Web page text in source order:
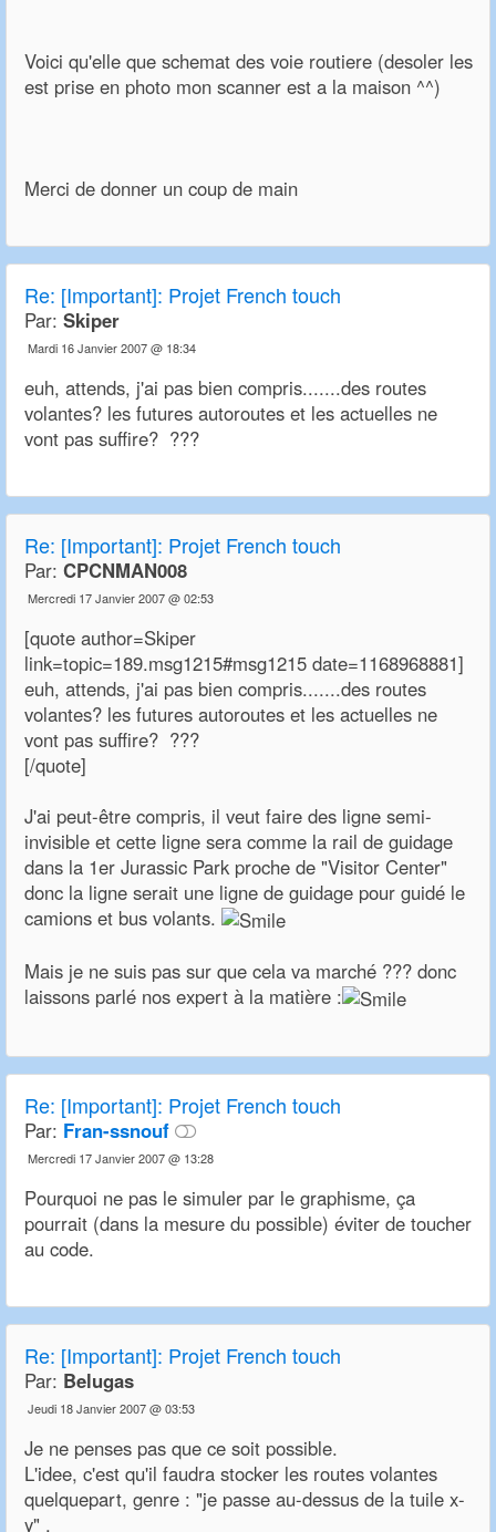
Voici qu'elle que schemat des voie routiere (desoler les
est prise en photo mon scanner est a la maison ^^)
Merci de donner un coup de main
Re: [Important]: Projet French touch
Par: Skiper
Mardi 16 Janvier 2007 @ 18:34
euh, attends, j'ai pas bien compris.......des routes
volantes? les futures autoroutes et les actuelles ne
vont pas suffire? ???
Re: [Important]: Projet French touch
Par: CPCNMAN008
Mercredi 17 Janvier 2007 @ 02:53
[quote author=Skiper
link=topic=189.msg1215#msg1215 date=1168968881]
euh, attends, j'ai pas bien compris.......des routes
volantes? les futures autoroutes et les actuelles ne
vont pas suffire? ???
[/quote]
J'ai peut-être compris, il veut faire des ligne semi-
invisible et cette ligne sera comme la rail de guidage
dans la 1er Jurassic Park proche de "Visitor Center"
donc la ligne serait une ligne de guidage pour guidé le
camions et bus volants.
Mais je ne suis pas sur que cela va marché ??? donc
laissons parlé nos expert à la matière :
Re: [Important]: Projet French touch
Par: Fran-ssnouf
Mercredi 17 Janvier 2007 @ 13:28
Pourquoi ne pas le simuler par le graphisme, ça
pourrait (dans la mesure du possible) éviter de toucher
au code.
Re: [Important]: Projet French touch
Par: Belugas
Jeudi 18 Janvier 2007 @ 03:53
Je ne penses pas que ce soit possible.
L'idee, c'est qu'il faudra stocker les routes volantes
quelquepart, genre : "je passe au-dessus de la tuile x-
y" .